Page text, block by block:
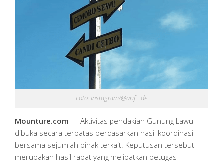
Foto: Instagram/@arif__de
Mounture.com — Aktivitas pendakian Gunung Lawu
dibuka secara terbatas berdasarkan hasil koordinasi
bersama sejumlah pihak terkait. Keputusan tersebut
merupakan hasil rapat yang melibatkan petugas